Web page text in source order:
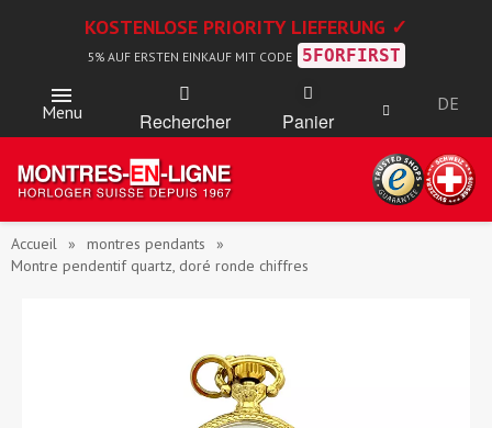
KOSTENLOSE PRIORITY LIEFERUNG ✓
5% AUF ERSTEN EINKAUF MIT CODE 5FORFIRST
Menu Rechercher Panier
DE
Accueil
montres pendants
Montre pendentif quartz, doré ronde chiffres